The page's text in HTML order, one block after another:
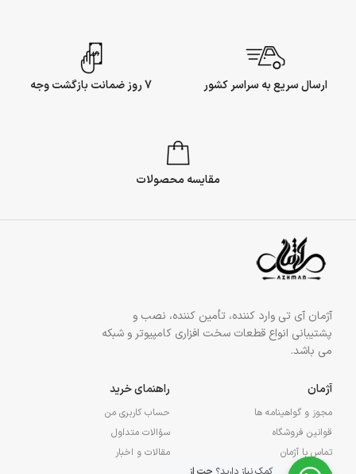
ارسال سریع به سراسر کشور 7 روز ضمانت بازگشت وجه
مقایسه محصولات
آژمان آی تی وارد کننده، تأمین کننده، نصب و
پشتیبانی انواع قطعات سخت افزاری کامپیوتر و شبکه
می باشد.
آژمان
مجوز و گواهینامه ها
قوانین فروشگاه
تماس با آژمان
راهنمای خرید
حساب کاربری من
سؤالات متداول
مقالات و اخبار